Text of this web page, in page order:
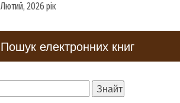
Лютий, 2026 рік
Пошук електронних книг